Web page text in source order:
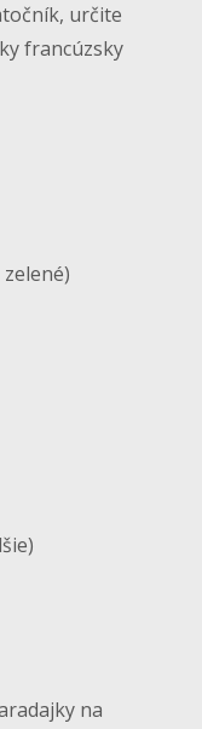
určite
francúzsky
na